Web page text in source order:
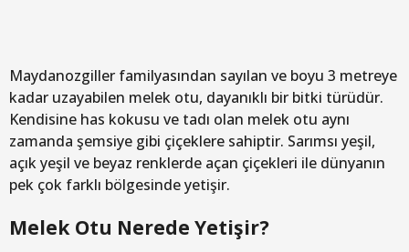
Maydanozgiller familyasından sayılan ve boyu 3 metreye
kadar uzayabilen melek otu, dayanıklı bir bitki türüdür.
Kendisine has kokusu ve tadı olan melek otu aynı
zamanda şemsiye gibi çiçeklere sahiptir. Sarımsı yeşil,
açık yeşil ve beyaz renklerde açan çiçekleri ile dünyanın
pek çok farklı bölgesinde yetişir.
Melek Otu Nerede Yetişir?